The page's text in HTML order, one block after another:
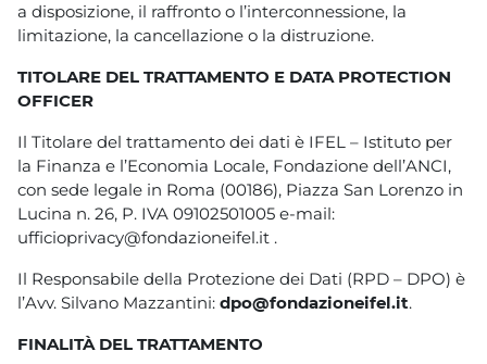
a disposizione, il raffronto o l’interconnessione, la
limitazione, la cancellazione o la distruzione.
TITOLARE DEL TRATTAMENTO E DATA PROTECTION
OFFICER
Il Titolare del trattamento dei dati è IFEL – Istituto per
la Finanza e l’Economia Locale, Fondazione dell’ANCI,
con sede legale in Roma (00186), Piazza San Lorenzo in
Lucina n. 26, P. IVA 09102501005 e-mail:
ufficioprivacy@fondazioneifel.it .
Il Responsabile della Protezione dei Dati (RPD – DPO) è
l’Avv. Silvano Mazzantini: dpo@fondazioneifel.it.
FINALITÀ DEL TRATTAMENTO